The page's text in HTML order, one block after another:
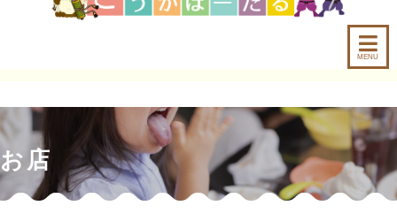
MENU
お店